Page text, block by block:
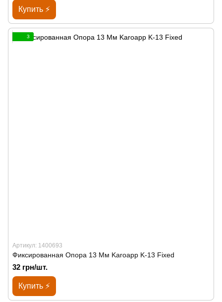
Купить ⚡
3
Артикул: 1400693
Фиксированная Опора 13 Мм Karoapp K-13 Fixed
32 грн/шт.
Купить ⚡